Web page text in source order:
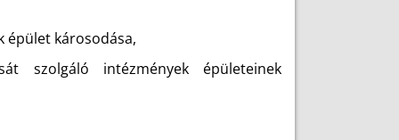
épület károsodása,
szolgáló intézmények épületeinek